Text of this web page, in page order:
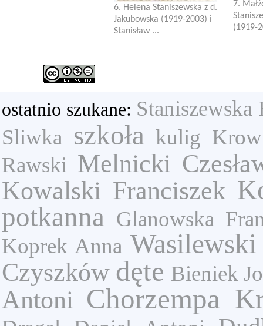
6. Helena Staniszewska z d.
Jakubowska (1919-2003) i
Stanisław ...
7.
(1919-
ostatnio szukane: Staniszewska
Sliwka szkoła kulig
Rawski Melnicki
Kowalski Franciszek
potkanna Glanowska
Koprek Anna
Czyszków dęte Bieniek
Antoni Chorzempa